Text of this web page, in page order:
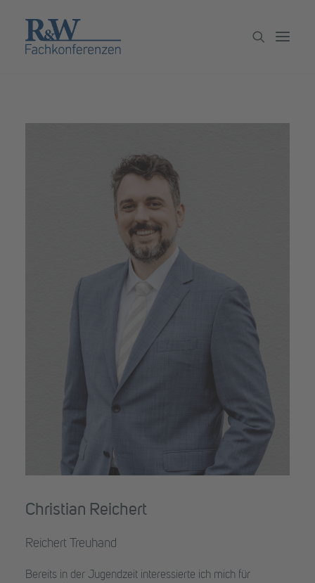
Newsletter
Christian Reichert
Reichert Treuhand
Bereits in der Jugendzeit interessierte ich mich für